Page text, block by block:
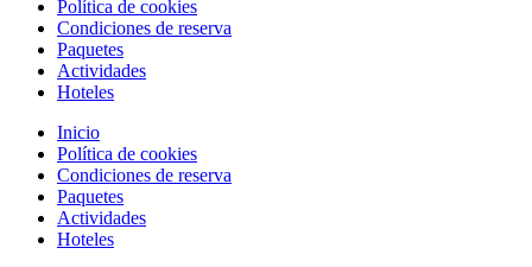
Política de cookies
Condiciones de reserva
Paquetes
Actividades
Hoteles
Inicio
Política de cookies
Condiciones de reserva
Paquetes
Actividades
Hoteles